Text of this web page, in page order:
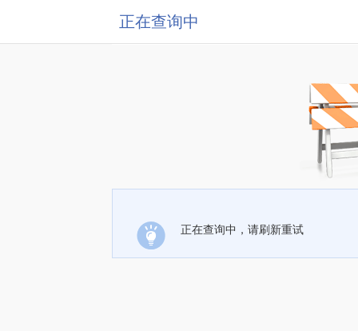
正在查询中
正在查询中，请刷新重试